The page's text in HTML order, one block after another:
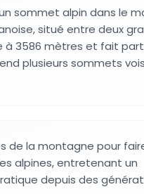
sommet alpin dans le
situé entre deux
à 3586 mètres et fait
plusieurs sommets
de la montagne pour
alpines, entretenant un
depuis des